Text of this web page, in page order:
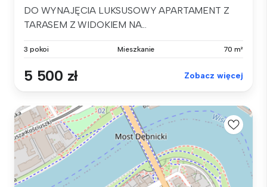
DO WYNAJĘCIA LUKSUSOWY APARTAMENT Z
TARASEM Z WIDOKIEM NA...
3 pokoi Mieszkanie 70 m²
5 500 zł Zobacz więcej